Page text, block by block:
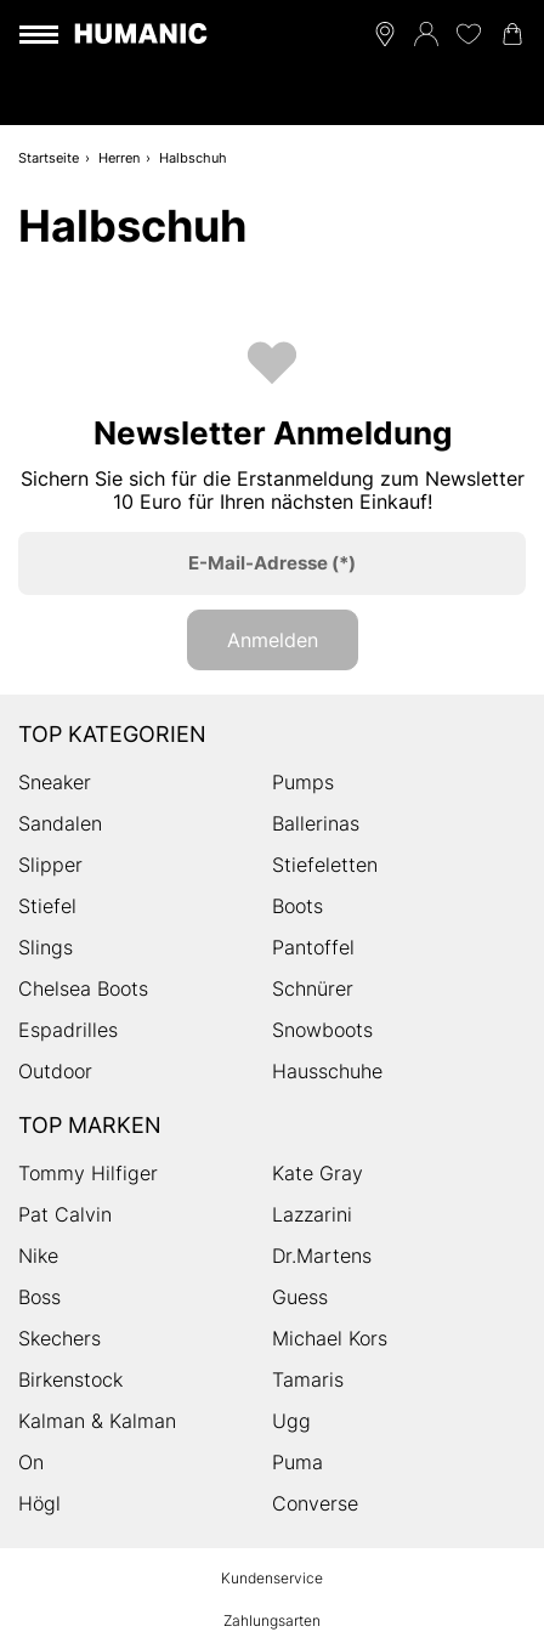
Startseite Herren Halbschuh
Halbschuh
Newsletter Anmeldung
Sichern Sie sich für die Erstanmeldung zum Newsletter
10 Euro für Ihren nächsten Einkauf!
E-Mail-Adresse (*)
Anmelden
TOP KATEGORIEN
Sneaker
Pumps
Sandalen
Ballerinas
Slipper
Stiefeletten
Stiefel
Boots
Slings
Pantoffel
Chelsea Boots
Schnürer
Espadrilles
Snowboots
Outdoor
Hausschuhe
TOP MARKEN
Tommy Hilfiger
Kate Gray
Pat Calvin
Lazzarini
Nike
Dr.Martens
Boss
Guess
Skechers
Michael Kors
Birkenstock
Tamaris
Kalman & Kalman
Ugg
On
Puma
Högl
Converse
Kundenservice
Zahlungsarten